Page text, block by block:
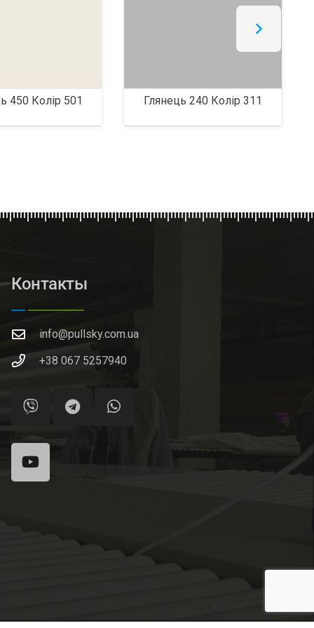
450 Колір 501 Глянець 240 Колір 311
Контакты
info@pullsky.com.ua
+38 067 5257940